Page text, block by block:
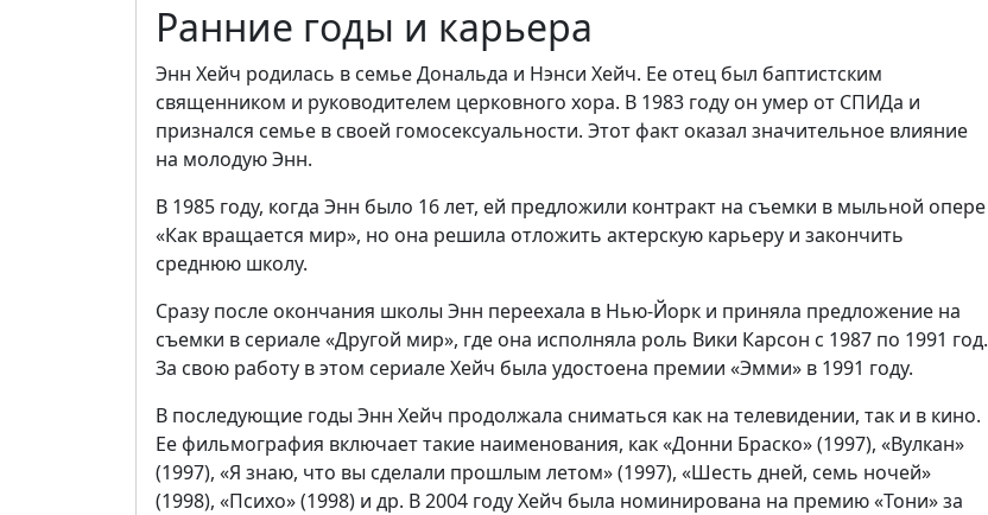
Ранние годы и карьера
Энн Хейч родилась в семье Дональда и Нэнси Хейч. Ее отец был баптистским
священником и руководителем церковного хора. В 1983 году он умер от СПИДа и
признался семье в своей гомосексуальности. Этот факт оказал значительное влияние
на молодую Энн.
В 1985 году, когда Энн было 16 лет, ей предложили контракт на съемки в мыльной опере
«Как вращается мир», но она решила отложить актерскую карьеру и закончить
среднюю школу.
Сразу после окончания школы Энн переехала в Нью-Йорк и приняла предложение на
съемки в сериале «Другой мир», где она исполняла роль Вики Карсон с 1987 по 1991 год.
За свою работу в этом сериале Хейч была удостоена премии «Эмми» в 1991 году.
В последующие годы Энн Хейч продолжала сниматься как на телевидении, так и в кино.
Ее фильмография включает такие наименования, как «Донни Браско» (1997), «Вулкан»
(1997), «Я знаю, что вы сделали прошлым летом» (1997), «Шесть дней, семь ночей»
(1998), «Психо» (1998) и др. В 2004 году Хейч была номинирована на премию «Тони» за